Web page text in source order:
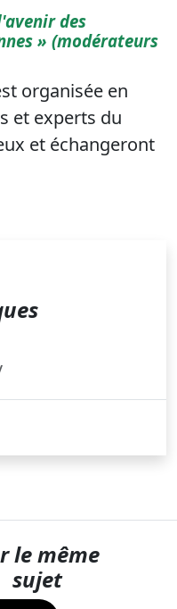
des
» (modérateurs
organisée en
et experts du
et échangeront
le même
sujet